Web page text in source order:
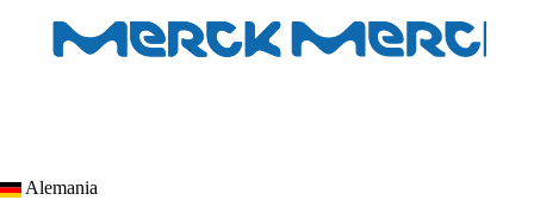
Alemania